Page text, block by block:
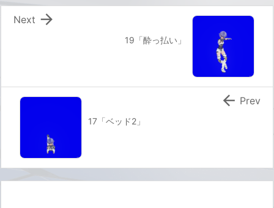
19「酔っ払い」

Next
17「ベッド2」
 Prev